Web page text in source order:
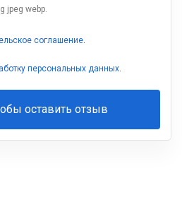
jpeg webp.
соглашение.
персональных данных.
оставить отзыв